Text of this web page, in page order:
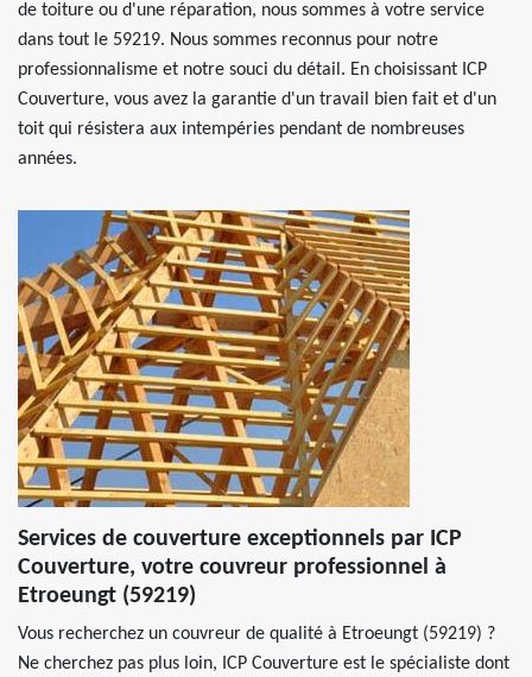
de toiture ou d'une réparation, nous sommes à votre service
dans tout le 59219. Nous sommes reconnus pour notre
professionnalisme et notre souci du détail. En choisissant ICP
Couverture, vous avez la garantie d'un travail bien fait et d'un
toit qui résistera aux intempéries pendant de nombreuses
années.
Services de couverture exceptionnels par ICP
Couverture, votre couvreur professionnel à
Etroeungt (59219)
Vous recherchez un couvreur de qualité à Etroeungt (59219) ?
Ne cherchez pas plus loin, ICP Couverture est le spécialiste dont